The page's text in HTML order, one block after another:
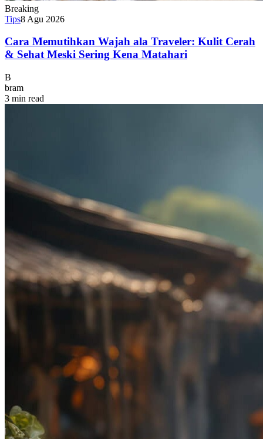
Breaking
Tips8 Agu 2026
Cara Memutihkan Wajah ala Traveler: Kulit Cerah
& Sehat Meski Sering Kena Matahari
B
bram
3 min read